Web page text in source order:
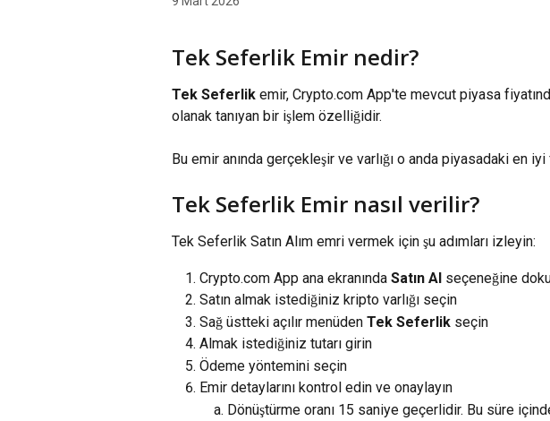
Tek Seferlik Emir nedir?
Tek Seferlik emir, Crypto.com App'te mevcut piyasa
olanak tanıyan bir işlem özelliğidir.
Bu emir anında gerçekleşir ve varlığı o anda piyasadaki en
Tek Seferlik Emir nasıl verilir?
Tek Seferlik Satın Alım emri vermek için şu adımları izleyin:
Crypto.com App ana ekranında Satın Al seçeneğine
Satın almak istediğiniz kripto varlığı seçin
Sağ üstteki açılır menüden Tek Seferlik seçin
Almak istediğiniz tutarı girin
Ödeme yöntemini seçin
Emir detaylarını kontrol edin ve onaylayın
Dönüştürme oranı 15 saniye geçerlidir. Bu süre